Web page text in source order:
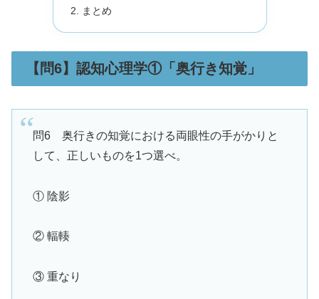
まとめ
【問6】認知心理学①「奥行き知覚」
問6 奥行きの知覚における両眼性の手がかりと
して、正しいものを1つ選べ。
① 陰影
② 輻輳
③ 重なり